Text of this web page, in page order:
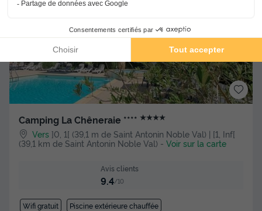
Camping La Chêneraie **** ★★★★
Vers ]0, 1[ (39,1 m de Saint Antonin Noble Val) | [1, Inf[
(39,1 km de Saint Antonin Noble Val) - Voir sur la carte
Avis clients
9.4/10
Wifi gratuit Piscine extérieure chauffée